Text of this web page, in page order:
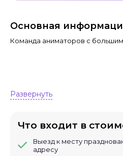
Основная
Команда аниматоров с
Развернуть
Что входит в
Выезд к месту
адресу